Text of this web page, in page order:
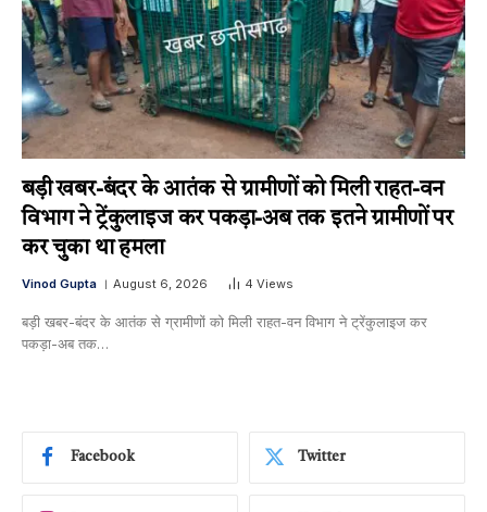
बड़ी खबर-बंदर के आतंक से ग्रामीणों को मिली राहत-वन
विभाग ने ट्रेंकुलाइज कर पकड़ा-अब तक इतने ग्रामीणों पर
कर चुका था हमला
Vinod Gupta August 6, 2026 4 Views
बड़ी खबर-बंदर के आतंक से ग्रामीणों को मिली राहत-वन विभाग ने ट्रेंकुलाइज कर
पकड़ा-अब तक…
Facebook Twitter